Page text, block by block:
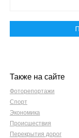
Также на сайте
Фоторепортажи
Спорт
Экономика
Происшествия
Перекрытия дорог